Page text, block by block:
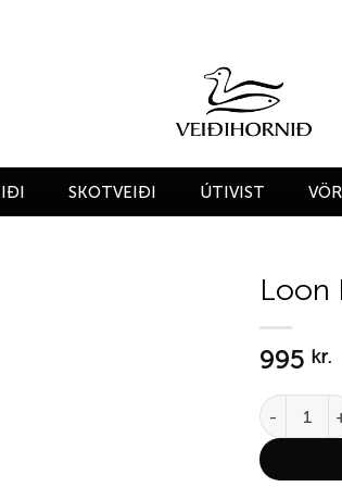
SKOTVEIÐI ÚTIVIST
Loon
995 kr.
Loon